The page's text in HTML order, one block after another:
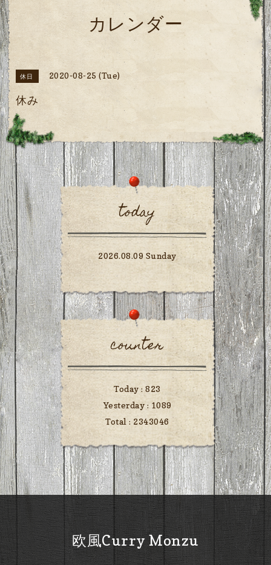
カレンダー
休日 2020-08-25 (Tue)
休み
today
2026.08.09 Sunday
counter
Today :823
Yesterday : 1089
Total : 2343046
欧風Curry Monzu